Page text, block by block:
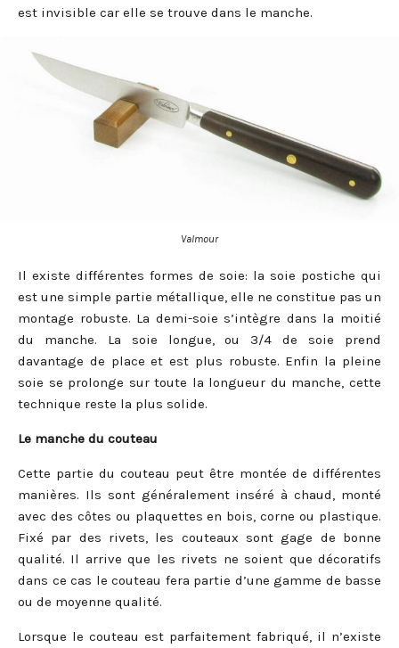
est invisible car elle se trouve dans le manche.
Valmour
Il existe différentes formes de soie: la soie postiche qui
est une simple partie métallique, elle ne constitue pas un
montage robuste. La demi-soie s’intègre dans la moitié
du manche. La soie longue, ou 3/4 de soie prend
davantage de place et est plus robuste. Enfin la pleine
soie se prolonge sur toute la longueur du manche, cette
technique reste la plus solide.
Le manche du couteau
Cette partie du couteau peut être montée de différentes
manières. Ils sont généralement inséré à chaud, monté
avec des côtes ou plaquettes en bois, corne ou plastique.
Fixé par des rivets, les couteaux sont gage de bonne
qualité. Il arrive que les rivets ne soient que décoratifs
dans ce cas le couteau fera partie d’une gamme de basse
ou de moyenne qualité.
Lorsque le couteau est parfaitement fabriqué, il n’existe